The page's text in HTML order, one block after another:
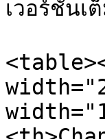
เวอร์ชันเ